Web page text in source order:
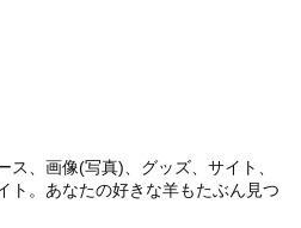
、画像(写真)、グッズ、サイト、
ト。あなたの好きな羊もたぶん見つ